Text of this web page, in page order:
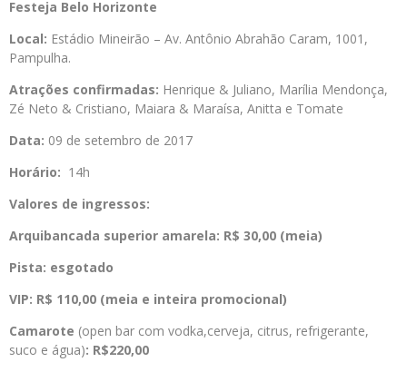
Festeja Belo Horizonte
Local: Estádio Mineirão – Av. Antônio Abrahão Caram, 1001,
Pampulha.
Atrações confirmadas: Henrique & Juliano, Marília Mendonça,
Zé Neto & Cristiano, Maiara & Maraísa, Anitta e Tomate
Data: 09 de setembro de 2017
Horário: 14h
Valores de ingressos:
Arquibancada superior amarela: R$ 30,00 (meia)
Pista: esgotado
VIP: R$ 110,00 (meia e inteira promocional)
Camarote (open bar com vodka,cerveja, citrus, refrigerante,
suco e água): R$220,00